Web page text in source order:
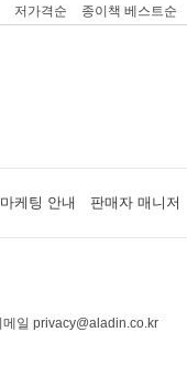
저가격순 종이책 베스트순
케팅 안내 판매자 매니저
메일 privacy@aladin.co.kr